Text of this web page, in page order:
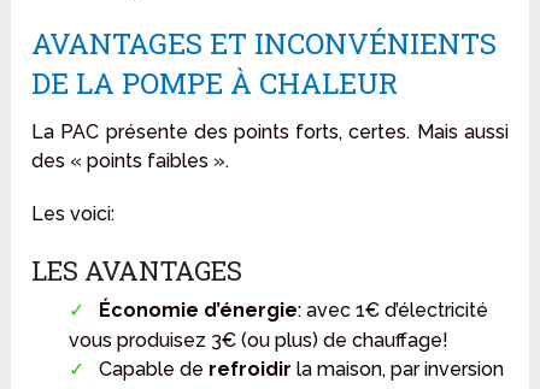
AVANTAGES ET INCONVÉNIENTS
DE LA POMPE À CHALEUR
La PAC présente des points forts, certes. Mais aussi
des « points faibles ».
Les voici:
LES AVANTAGES
Économie d’énergie: avec 1€ d’électricité
vous produisez 3€ (ou plus) de chauffage!
Capable de refroidir la maison, par inversion